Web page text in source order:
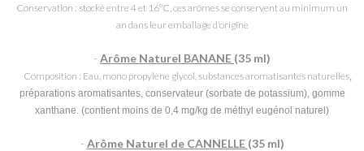
Conservation : stocké entre 4 et 16°C, ces arômes se conservent au minimum un
an dans leur emballage d'origine
- Arôme Naturel BANANE (35 ml)
Composition : Eau, mono propylène glycol, substances aromatisantes naturelles
préparations aromatisantes, conservateur (sorbate de potassium), gomme
xanthane. (contient moins de 0,4 mg/kg de méthyl eugénol naturel)
- Arôme Naturel de CANNELLE (35 ml)